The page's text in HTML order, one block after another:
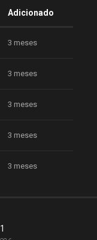
Adicionado
3 meses
3 meses
3 meses
3 meses
3 meses